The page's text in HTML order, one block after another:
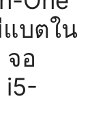
บตใน
อ
i5-